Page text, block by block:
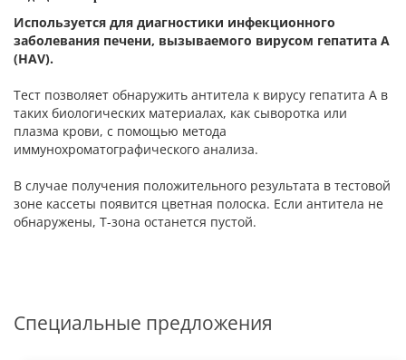
Используется для диагностики инфекционного
заболевания печени, вызываемого вирусом гепатита A
(HAV).
Тест позволяет обнаружить антитела к вирусу гепатита А в
таких биологических материалах, как сыворотка или
плазма крови, с помощью метода
иммунохроматографического анализа.
В случае получения положительного результата в тестовой
зоне кассеты появится цветная полоска. Если антитела не
обнаружены, Т-зона останется пустой.
Специальные предложения